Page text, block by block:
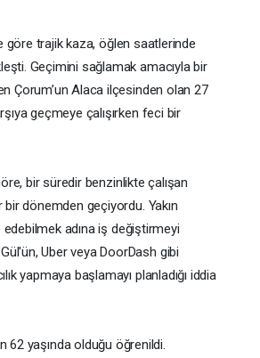
göre trajik kaza, öğlen saatlerinde
Geçimini sağlamak amacıyla bir
Çorum’un Alaca ilçesinden olan 27
geçmeye çalışırken feci bir
bir süredir benzinlikte çalışan
dönemden geçiyordu. Yakın
adına iş değiştirmeyi
Uber veya DoorDash gibi
yapmaya başlamayı planladığı iddia
62 yaşında olduğu öğrenildi.